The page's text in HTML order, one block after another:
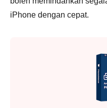
iPhone dengan cepat.